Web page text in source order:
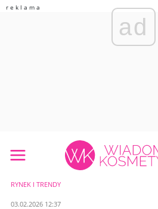
ad
RYNEK I TRENDY
03.02.2026 12:37